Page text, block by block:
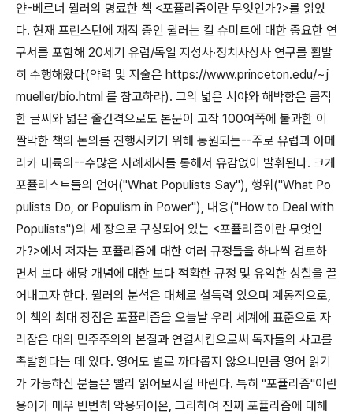
얀-베르너 뮐러의 명료한 책 <포퓰리즘이란 무엇인가?>를 읽었
다. 현재 프린스턴에 재직 중인 뮐러는 칼 슈미트에 대한 중요한 연
구서를 포함해 20세기 유럽/독일 지성사·정치사상사 연구를 활발
히 수행해왔다(약력 및 저술은 https://www.princeton.edu/~j
mueller/bio.html 를 참고하라). 그의 넓은 시야와 해박함은 큼직
한 글씨와 넓은 줄간격으로도 본문이 고작 100여쪽에 불과한 이
짤막한 책의 논의를 진행시키기 위해 동원되는--주로 유럽과 아메
리카 대륙의--수많은 사례제시를 통해서 유감없이 발휘된다. 크게
포퓰리스트들의 언어("What Populists Say"), 행위("What Po
pulists Do, or Populism in Power"), 대응("How to Deal with
Populists")의 세 장으로 구성되어 있는 <포퓰리즘이란 무엇인
가?>에서 저자는 포퓰리즘에 대한 여러 규정들을 하나씩 검토하
면서 보다 해당 개념에 대한 보다 적확한 규정 및 유익한 성찰을 끌
어내고자 한다. 뮐러의 분석은 대체로 설득력 있으며 계몽적으로,
이 책의 최대 장점은 포퓰리즘을 오늘날 우리 세계에 표준으로 자
리잡은 대의 민주주의의 본질과 연결시킴으로써 독자들의 사고를
촉발한다는 데 있다. 영어도 별로 까다롭지 않으니만큼 영어 읽기
가 가능하신 분들은 빨리 읽어보시길 바란다. 특히 "포퓰리즘"이란
용어가 매우 빈번히 악용되어온, 그리하여 진짜 포퓰리즘에 대해